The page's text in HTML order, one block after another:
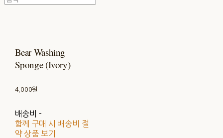
Bear Washing
Sponge (Ivory)
4,000원
배송비 -
함께 구매 시 배송비 절
약 상품 보기